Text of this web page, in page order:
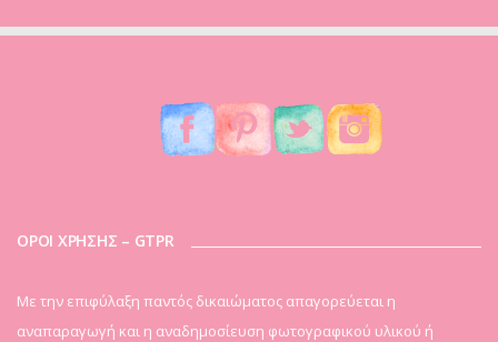
ΟΡΟΙ ΧΡΗΣΗΣ – GTPR
Mε την επιφύλαξη παντός δικαιώματος απαγορεύεται η
αναπαραγωγή και η αναδημοσίευση φωτογραφικού υλικού ή